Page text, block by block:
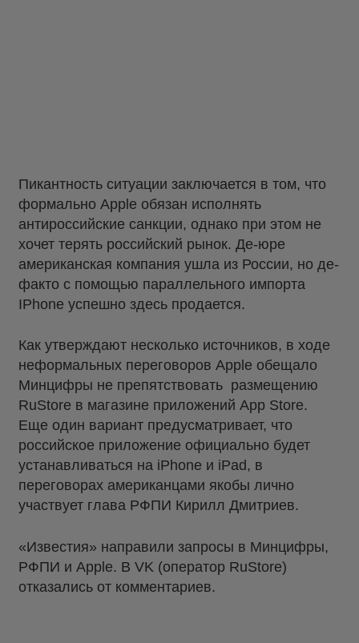
Пикантность ситуации заключается в том, что
формально Apple обязан исполнять
антироссийские санкции, однако при этом не
хочет терять российский рынок. Де-юре
американская компания ушла из России, но де-
факто с помощью параллельного импорта
IPhone успешно здесь продается.
Как утверждают несколько источников, в ходе
неформальных переговоров Apple обещало
Минцифры не препятствовать размещению
RuStore в магазине приложений App Store.
Еще один вариант предусматривает, что
российское приложение официально будет
устанавливаться на iPhone и iPad, в
переговорах американцами якобы лично
участвует глава РФПИ Кирилл Дмитриев.
«Известия» направили запросы в Минцифры,
РФПИ и Apple. В VK (оператор RuStore)
отказались от комментариев.